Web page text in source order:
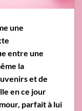
une
entre une
la
et de
en ce jour
parfait à lui